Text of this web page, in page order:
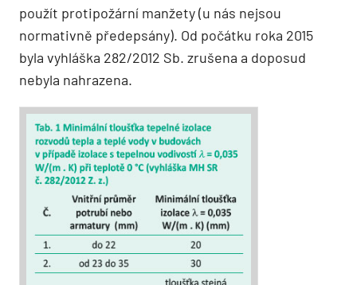
použít protipožární manžety (u nás nejsou
normativně předepsány). Od počátku roka 2015
byla vyhláška 282/2012 Sb. zrušena a doposud
nebyla nahrazena.